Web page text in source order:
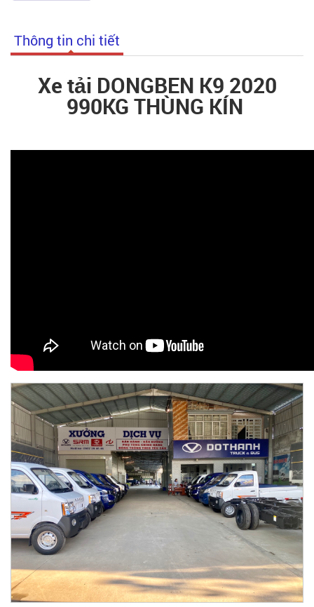
Thông tin chi tiết
Xe tải DONGBEN K9 2020
990KG THÙNG KÍN